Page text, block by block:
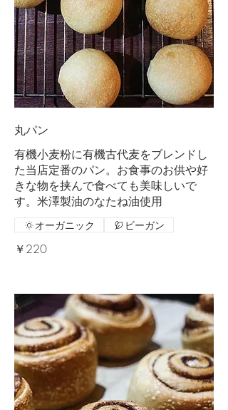
丸パン
有機小麦粉に有機古代麦をブレンドし
た当店定番のパン。お食事のお供や好
きな物を挟んで食べても美味しいで
す。米澤製油のなたね油使用
￥220
オーガニック ビーガン